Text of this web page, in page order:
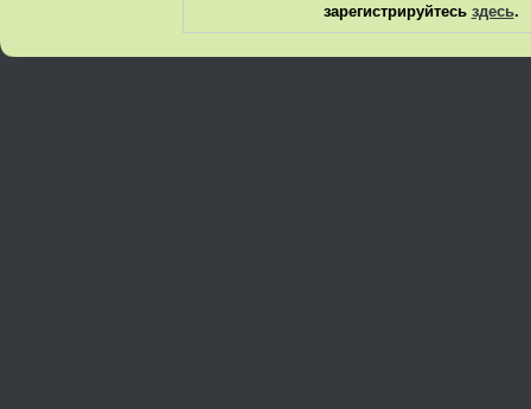
зарегистрируйтесь здесь.